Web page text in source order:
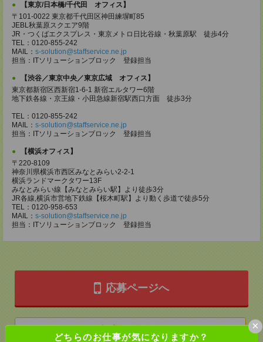
どちらのお仕事が気になりますか？
×
【東京/日本橋/千代田 オフィス】
〒101-0022 東京都千代田区神田練塀町85
JEBL秋葉原スクエア9階
JR・つくばエクスプレス・東京メトロ日比谷線・秋葉原駅 徒歩4分
TEL：0120-855-242
MAIL： s-solution@staffservice.ne.jp
担当：ITソリューションブロック 登録担当
【渋谷／東京中央／東京広域 オフィス】
東京都新宿区西新宿1-6-1 新宿エルタワー6階
地下鉄各線・京王線・小田急線新宿駅西口方面 徒歩3分
TEL：0120-855-242
MAIL： s-solution@staffservice.ne.jp
担当：ITソリューションブロック 登録担当
【横浜オフィス】
〒220-8109
神奈川県横浜市西区みなとみらい2-2-1
横浜ランドマークタワー13F
みなとみらい線【みなとみらい駅】より徒歩3分
JR各線,横浜市営地下鉄線【桜木町駅】より動く歩道で徒歩5分
TEL：0120-958-653
MAIL： s-solution@staffservice.ne.jp
担当：ITソリューションブロック 登録担当
応募ページへ
気になる！